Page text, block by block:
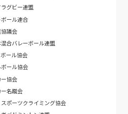
グビー連盟
ール連合
議会
合バレーボール連盟
ール協会
ール協会
協会
名蹴会
ポーツクライミング協会